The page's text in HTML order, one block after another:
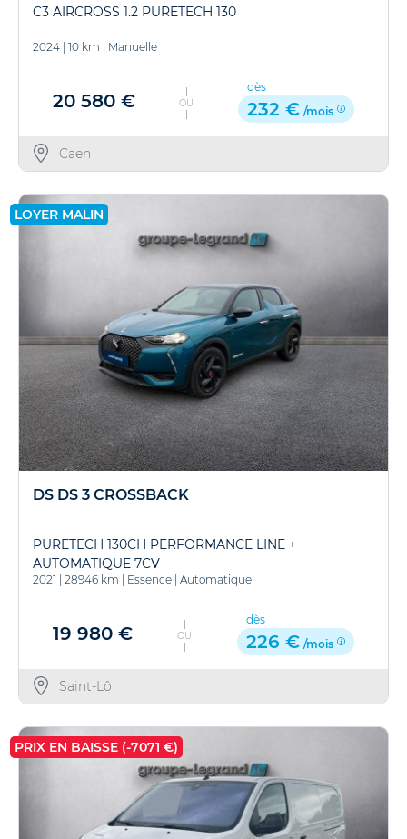
C3 AIRCROSS 1.2 PURETECH 130
2024 10 km Manuelle
20 580 € OU
dès
232 € /mois
Caen
LOYER MALIN
DS DS 3 CROSSBACK
PURETECH 130CH PERFORMANCE LINE +
AUTOMATIQUE 7CV
2021 28946 km Essence Automatique
19 980 € OU
dès
226 € /mois
Saint-Lô
PRIX EN BAISSE (-7071 €)